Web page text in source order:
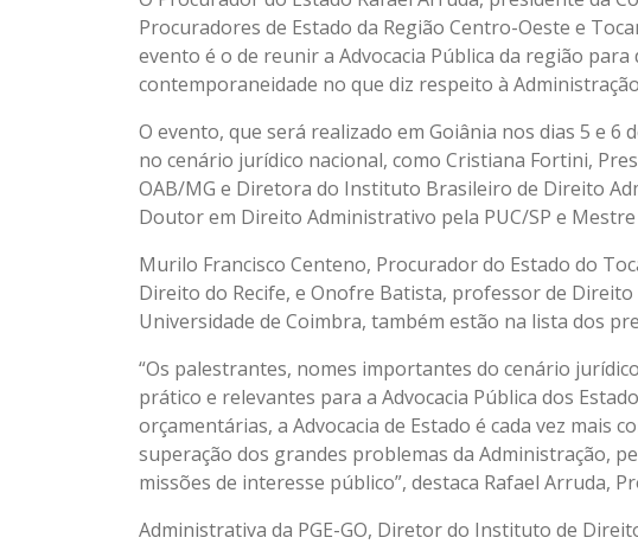
CLUBE
CONTATO
Procuradores de Estado da Região Centro-Oeste e
evento é o de reunir a Advocacia Pública da região
contemporaneidade no que diz respeito à
O evento, que será realizado em Goiânia nos dias 5 e
no cenário jurídico nacional, como Cristiana Fortini,
OAB/MG e Diretora do Instituto Brasileiro de Direito
Doutor em Direito Administrativo pela PUC/SP e Mestre
Murilo Francisco Centeno, Procurador do Estado do
Direito do Recife, e Onofre Batista, professor de
Universidade de Coimbra, também estão na lista dos
“Os palestrantes, nomes importantes do cenário
prático e relevantes para a Advocacia Pública dos
orçamentárias, a Advocacia de Estado é cada vez mais
superação dos grandes problemas da Administração,
missões de interesse público”, destaca Rafael Arruda,
Administrativa da PGE-GO, Diretor do Instituto de